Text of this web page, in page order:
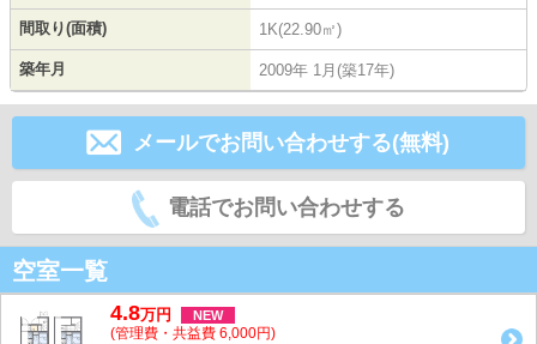
間取り(面積) 1K(22.90㎡)
築年月 2009年 1月(築17年)
メールでお問い合わせする(無料)
電話でお問い合わせする
空室一覧
4.8万円 NEW
(管理費・共益費 6,000円)